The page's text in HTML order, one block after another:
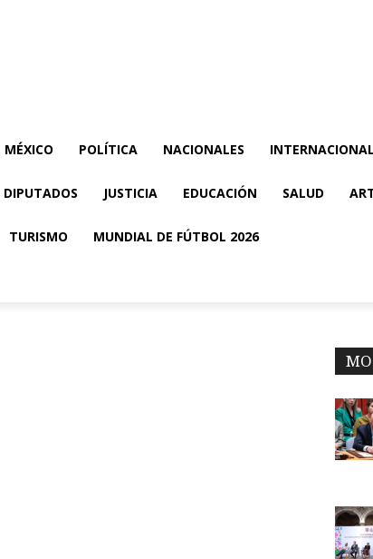
MÉXICO POLÍTICA NACIONALES
JUSTICIA EDUCACIÓN SALUD
TURISMO MUNDIAL DE FÚTBOL 2026